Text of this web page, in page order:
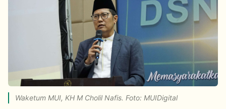
Waketum MUI, KH M Cholil Nafis. Foto: MUIDigital